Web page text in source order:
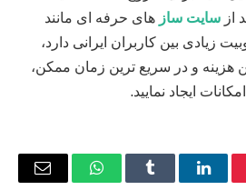
از سایت ساز های حرفه ای مانند
زیادی بین کاربران ایرانی دارد،
هزینه و در سریع ترین زمان ممکن،
ایجاد نمایید.
لینکدین Tumblr واتس
ایمیل